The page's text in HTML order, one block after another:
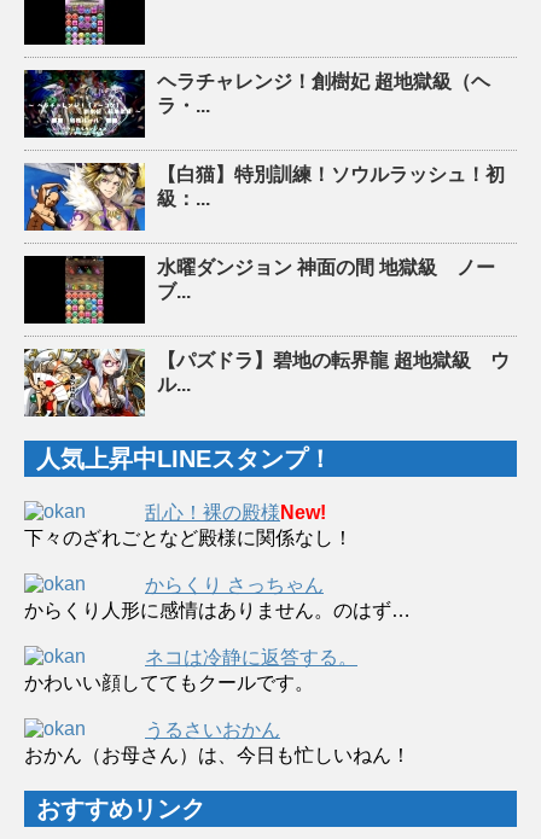
ヘラチャレンジ！創樹妃 超地獄級（ヘ
ラ・...
【白猫】特別訓練！ソウルラッシュ！初
級：...
水曜ダンジョン 神面の間 地獄級 ノー
ブ...
【パズドラ】碧地の転界龍 超地獄級 ウ
ル...
人気上昇中LINEスタンプ！
乱心！裸の殿様 New!
下々のざれごとなど殿様に関係なし！
からくり さっちゃん
からくり人形に感情はありません。のはず…
ネコは冷静に返答する。
かわいい顔しててもクールです。
うるさいおかん
おかん（お母さん）は、今日も忙しいねん！
おすすめリンク